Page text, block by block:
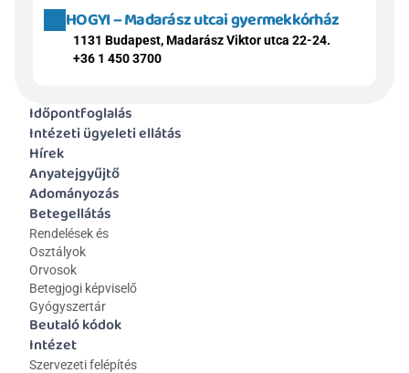
HOGYI – Madarász utcai gyermekkórház
1131 Budapest, Madarász Viktor utca 22-24.
+36 1 450 3700
Időpontfoglalás
Intézeti ügyeleti ellátás
Hírek
Anyatejgyűjtő
Adományozás
Betegellátás
Rendelések és
Osztályok
Orvosok
Betegjogi képviselő
Gyógyszertár
Beutaló kódok
Intézet
Szervezeti felépítés